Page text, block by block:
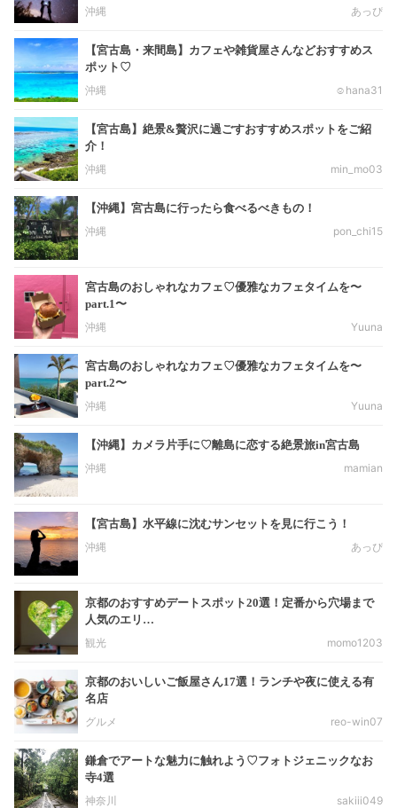
沖縄
あっぴ
【宮古島・来間島】カフェや雑貨屋さんなどおすすめス
ポット♡
沖縄
☺︎hana31
【宮古島】絶景&贅沢に過ごすおすすめスポットをご紹
介！
沖縄
min_mo03
【沖縄】宮古島に行ったら食べるべきもの！
沖縄
pon_chi15
宮古島のおしゃれなカフェ♡優雅なカフェタイムを〜
part.1〜
沖縄
Yuuna
宮古島のおしゃれなカフェ♡優雅なカフェタイムを〜
part.2〜
沖縄
Yuuna
【沖縄】カメラ片手に♡離島に恋する絶景旅in宮古島
沖縄
mamian
【宮古島】水平線に沈むサンセットを見に行こう！
沖縄
あっぴ
京都のおすすめデートスポット20選！定番から穴場まで
人気のエリ…
観光
momo1203
京都のおいしいご飯屋さん17選！ランチや夜に使える有
名店
グルメ
reo-win07
鎌倉でアートな魅力に触れよう♡フォトジェニックなお
寺4選
神奈川
sakiii049